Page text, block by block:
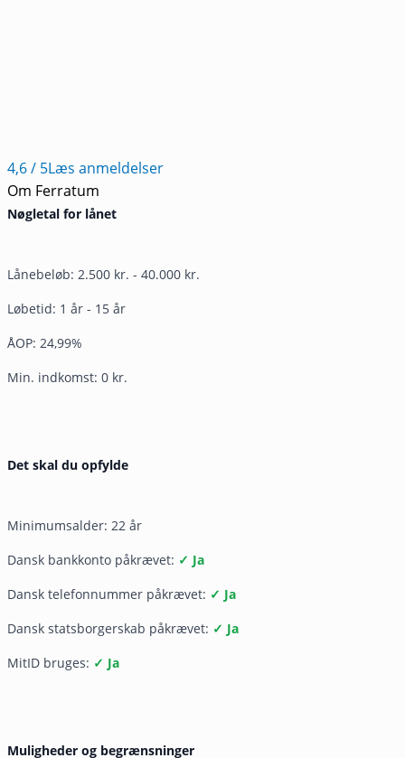
4,6/ 5Læs anmeldelser
Om Ferratum
Nøgletal for lånet
Lånebeløb: 2.500 kr. - 40.000 kr.
Løbetid: 1 år - 15 år
ÅOP: 24,99%
Min. indkomst: 0 kr.
Det skal du opfylde
Minimumsalder: 22 år
Dansk bankkonto påkrævet: ✓ Ja
Dansk telefonnummer påkrævet: ✓ Ja
Dansk statsborgerskab påkrævet: ✓ Ja
MitID bruges: ✓ Ja
Muligheder og begrænsninger